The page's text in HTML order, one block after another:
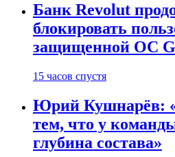
Банк Revolut
блокировать
защищенной ОС
15 часов спустя
Юрий Кушнарёв:
тем, что у
глубина состава»